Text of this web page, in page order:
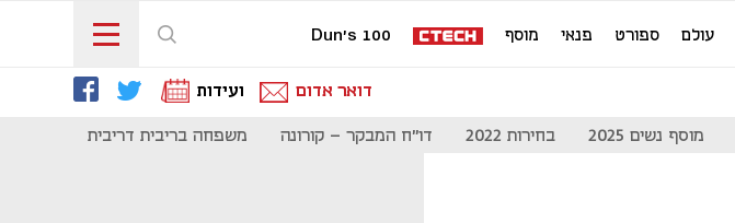
עולם ספורט פנאי מוסף Dun's 100
דואר אדום ועידות
מוסף נשים 2025 בחירות 2022 דו"ח המבקר - קורונה משפחה בריבית דריבית